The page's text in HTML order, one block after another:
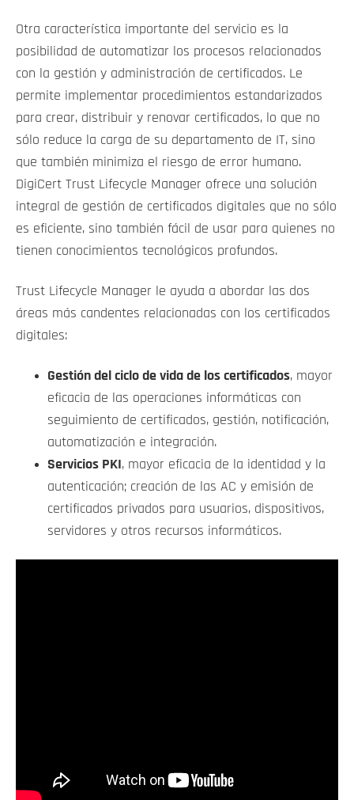
Otra característica importante del servicio es la
posibilidad de automatizar los procesos relacionados
con la gestión y administración de certificados. Le
permite implementar procedimientos estandarizados
para crear, distribuir y renovar certificados, lo que no
sólo reduce la carga de su departamento de IT, sino
que también minimiza el riesgo de error humano.
DigiCert Trust Lifecycle Manager ofrece una solución
integral de gestión de certificados digitales que no sólo
es eficiente, sino también fácil de usar para quienes no
tienen conocimientos tecnológicos profundos.
Trust Lifecycle Manager le ayuda a abordar las dos
áreas más candentes relacionadas con los certificados
digitales:
Gestión del ciclo de vida de los certificados, mayor
eficacia de las operaciones informáticas con
seguimiento de certificados, gestión, notificación,
automatización e integración.
Servicios PKI, mayor eficacia de la identidad y la
autenticación; creación de las AC y emisión de
certificados privados para usuarios, dispositivos,
servidores y otros recursos informáticos.